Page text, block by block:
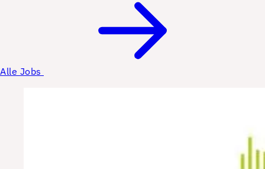
Alle Jobs